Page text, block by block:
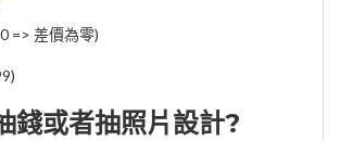
=> 差價為零)
)
錢或者抽照片設計?